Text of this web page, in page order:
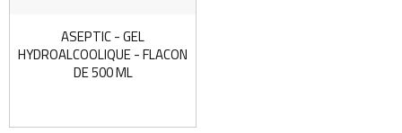
ASEPTIC - GEL
HYDROALCOOLIQUE - FLACON
DE 500 ML